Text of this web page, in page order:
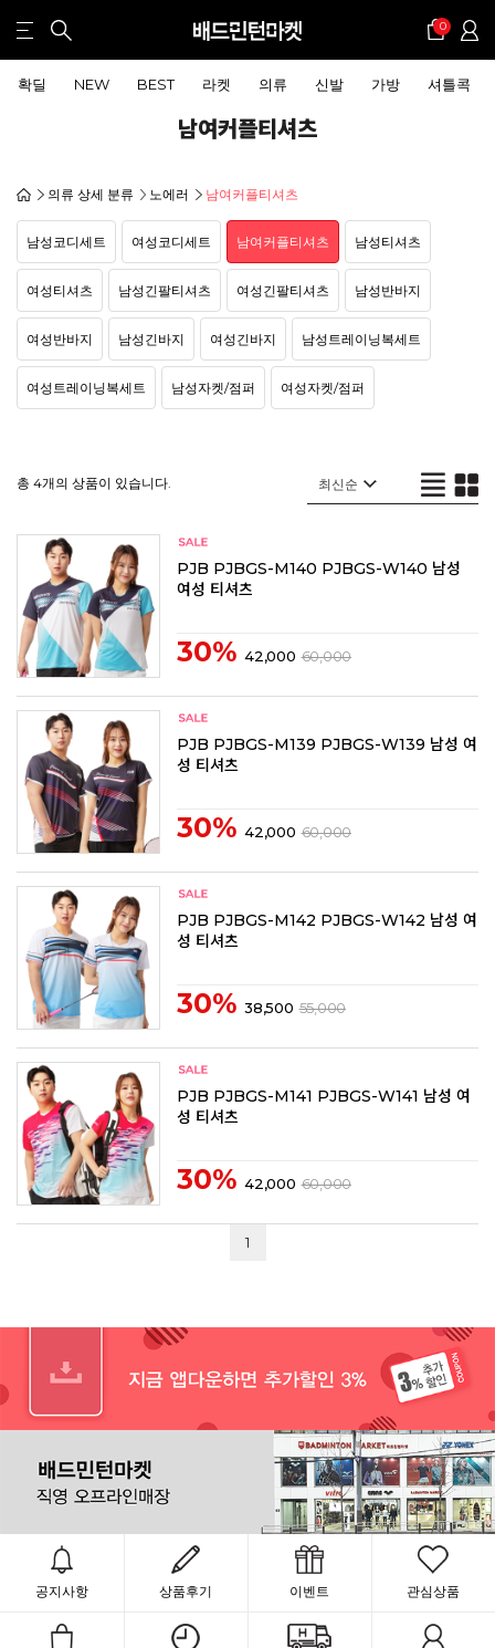
0
확딜 NEW BEST 라켓 의류 신발 가방 셔틀콕
남여커플티셔츠
의류 상세 분류 노에러 남여커플티셔츠
남성코디세트 여성코디세트 남여커플티셔츠 남성티셔츠
여성티셔츠 남성긴팔티셔츠 여성긴팔티셔츠 남성반바지
여성반바지 남성긴바지 여성긴바지 남성트레이닝복세트
여성트레이닝복세트 남성자켓/점퍼 여성자켓/점퍼
총 4개의 상품이 있습니다.
PJB PJBGS-M140 PJBGS-W140 남성
여성 티셔츠
30% 42,000 60,000
PJB PJBGS-M139 PJBGS-W139 남성 여
성 티셔츠
30% 42,000 60,000
PJB PJBGS-M142 PJBGS-W142 남성 여
성 티셔츠
30% 38,500 55,000
PJB PJBGS-M141 PJBGS-W141 남성 여
성 티셔츠
30% 42,000 60,000
1
공지사항 상품후기 이벤트 관심상품